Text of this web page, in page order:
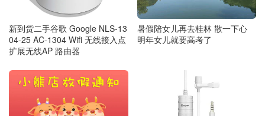
新到货二手谷歌 Google NLS-13
04-25 AC-1304 Wifi 无线接入点
扩展无线AP 路由器
暑假陪女儿再去桂林 散一下心
明年女儿就要高考了